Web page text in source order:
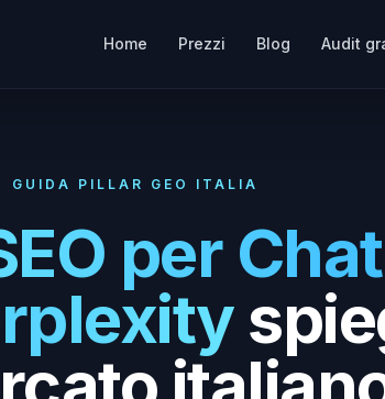
Home Prezzi Blog Audit
GUIDA PILLAR GEO ITALIA
per